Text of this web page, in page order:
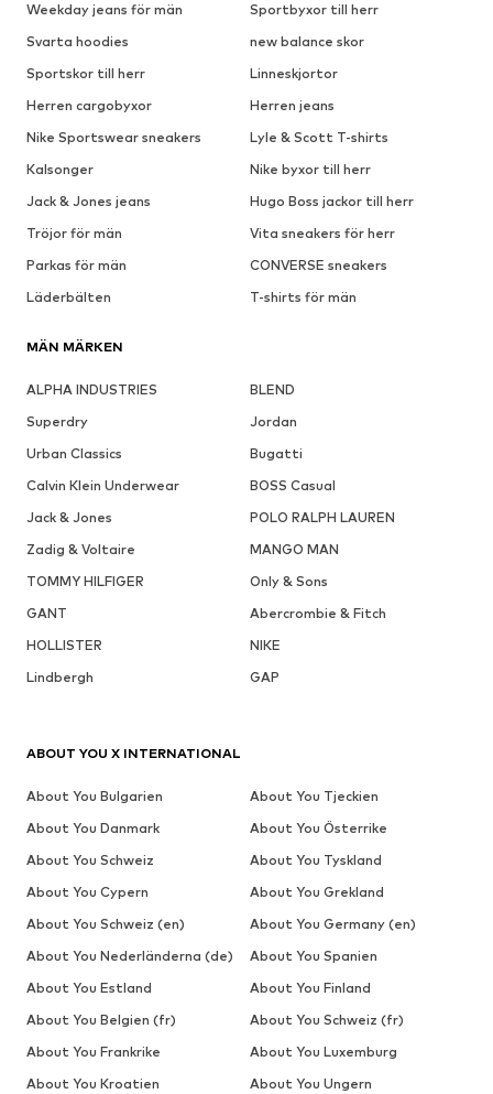
Weekday jeans för män
Sportbyxor till herr
Svarta hoodies
new balance skor
Sportskor till herr
Linneskjortor
Herren cargobyxor
Herren jeans
Nike Sportswear sneakers
Lyle & Scott T-shirts
Kalsonger
Nike byxor till herr
Jack & Jones jeans
Hugo Boss jackor till herr
Tröjor för män
Vita sneakers för herr
Parkas för män
CONVERSE sneakers
Läderbälten
T-shirts för män
MÄN MÄRKEN
ALPHA INDUSTRIES
BLEND
Superdry
Jordan
Urban Classics
Bugatti
Calvin Klein Underwear
BOSS Casual
Jack & Jones
POLO RALPH LAUREN
Zadig & Voltaire
MANGO MAN
TOMMY HILFIGER
Only & Sons
GANT
Abercrombie & Fitch
HOLLISTER
NIKE
Lindbergh
GAP
ABOUT YOU X INTERNATIONAL
About You Bulgarien
About You Tjeckien
About You Danmark
About You Österrike
About You Schweiz
About You Tyskland
About You Cypern
About You Grekland
About You Schweiz (en)
About You Germany (en)
About You Nederländerna (de)
About You Spanien
About You Estland
About You Finland
About You Belgien (fr)
About You Schweiz (fr)
About You Frankrike
About You Luxemburg
About You Kroatien
About You Ungern